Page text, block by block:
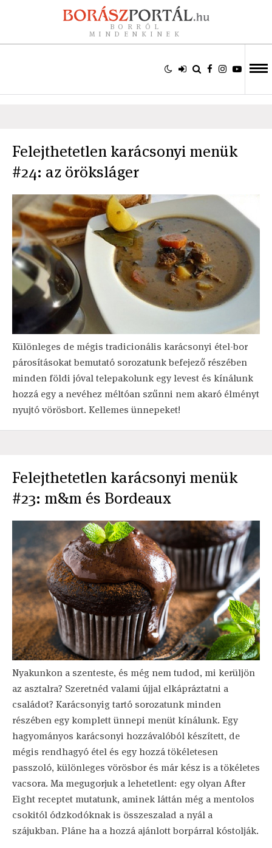
BORRÓL
MINDENKINEK
Felejthetetlen karácsonyi menük
#24: az öröksláger
Különleges de mégis tradicionális karácsonyi étel-bor
párosításokat bemutató sorozatunk befejező részében
minden földi jóval telepakolunk egy levest és kínálunk
hozzá egy a nevéhez méltóan szűnni nem akaró élményt
nyujtó vörösbort. Kellemes ünnepeket!
Felejthetetlen karácsonyi menük
#23: m&m és Bordeaux
Nyakunkon a szenteste, és még nem tudod, mi kerüljön
az asztalra? Szeretnéd valami újjal elkápráztatni a
családot? Karácsonyig tartó sorozatunk minden
részében egy komplett ünnepi menüt kínálunk. Egy
hagyományos karácsonyi hozzávalóból készített, de
mégis rendhagyó étel és egy hozzá tökéletesen
passzoló, különleges vörösbor és már kész is a tökéletes
vacsora. Ma megugorjuk a lehetetlent: egy olyan After
Eight receptet mutatunk, aminek láttán még a mentolos
csokitól ódzkodóknak is összeszalad a nyál a
szájukban. Pláne ha a hozzá ajánlott borpárral kóstolják.